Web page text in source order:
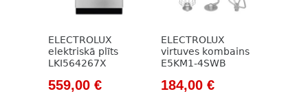
ELECTROLUX
elektriskā plīts
LKI564267X
Original
559,00 €Current
ELECTROLUX
virtuves kombains
E5KM1-4SWB
Original
184,00 €Current